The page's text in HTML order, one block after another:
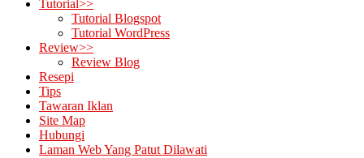
Tutorial>>
Tutorial Blogspot
Tutorial WordPress
Review>>
Review Blog
Resepi
Tips
Tawaran Iklan
Site Map
Hubungi
Laman Web Yang Patut Dilawati